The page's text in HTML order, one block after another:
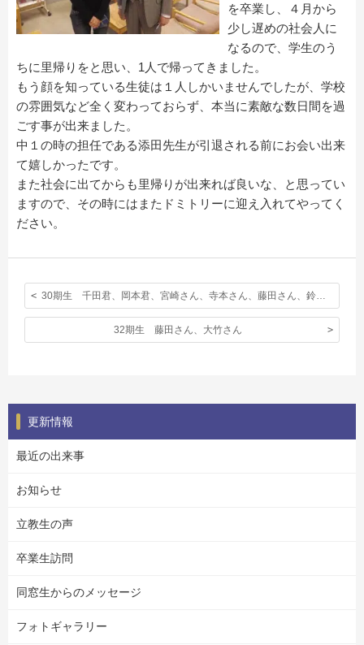
を卒業し、４月から
少し遅めの社会人に
なるので、学生のう
ちに里帰りをと思い、1人で帰ってきました。
もう顔を知っている生徒は１人しかいませんでしたが、学校
の雰囲気など全く変わっておらず、本当に素敵な数日間を過
ごす事が出来ました。
中１の時の担任である添田先生が引退される前にお会い出来
て嬉しかったです。
また社会に出てからも里帰りが出来れば良いな、と思ってい
ますので、その時にはまたドミトリーに迎え入れてやってく
ださい。
32期生 藤田さん、大竹さん
更新情報
最近の出来事
お知らせ
立教生の声
卒業生訪問
同窓生からのメッセージ
フォトギャラリー